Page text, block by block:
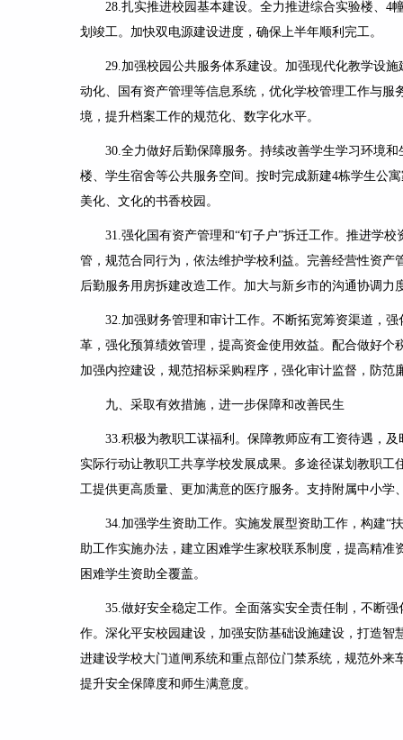
28.扎实推进校园基本建设。全力推进综合实验楼、 4
划竣工。加快双电源建设进度，确保上半年顺利完工。
29.加强校园公共服务体系建设。加强现代化教学设
动化、国有资产管理等信息系统，优化学校管理工作与
境，提升档案工作的规范化、数字化水平。
30.全力做好后勤保障服务。持续改善学生学习环境
楼、学生宿舍等公共服务空间。按时完成新建4栋学生公
美化、文化的书香校园。
31.强化国有资产管理和“钉子户”拆迁工作。推进学校
管，规范合同行为，依法维护学校利益。完善经营性资产
后勤服务用房拆建改造工作。加大与新乡市的沟通协调力
32.加强财务管理和审计工作。不断拓宽筹资渠道，
革，强化预算绩效管理，提高资金使用效益。配合做好
加强内控建设，规范招标采购程序，强化审计监督，防
九、采取有效措施，进一步保障和改善民生
33.积极为教职工谋福利。 保障教师应有工资待遇，
实际行动让教职工共享学校发展成果。多途径谋划教职
工提供更高质量、更加满意的医疗服务。支持附属中小
34.加强学生资助工作。实施发展型资助工作，构建“
助工作实施办法，建立困难学生家校联系制度，提高精
困难学生资助全覆盖。
35.做好安全稳定工作。全面落实安全责任制，不断
作。深化平安校园建设， 加强安防基础设施建设，打造智
进建设学校大门道闸系统和重点部位门禁系统，规范外
提升安全保障度和师生满意度。